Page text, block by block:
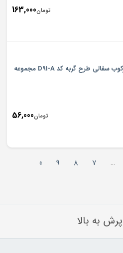
تومان163,000
بشقاب دیوارکوب سفالی طرح گربه کد D91-A مجموعه
تومان56,000
…
7
8
9
»
پرش به بالا